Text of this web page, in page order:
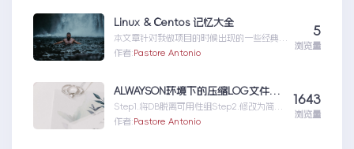
Linux & Centos 记忆大全
本文章针对我做项目的时候出现的一些经典问
题进行说明：关于
作者:Pastore Antonio
5
浏览量
ALWAYSON环境下的压缩LOG文件方法
Step1.将DB脱离可用性组Step2.修改为简单
恢复模式>收缩文件>修改回完整恢复模式--
作者:Pastore Antonio
1643
浏览量